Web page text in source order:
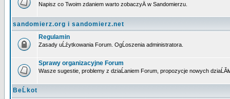
Napisz co Twoim zdaniem warto zobaczyÄ w Sandomierzu.
sandomierz.org i sandomierz.net
Regulamin
Zasady uĹźytkowania Forum. OgĹoszenia administratora.
Sprawy organizacyjne Forum
Wasze sugestie, problemy z dziaĹaniem Forum, propozycje nowych
BeĹkot